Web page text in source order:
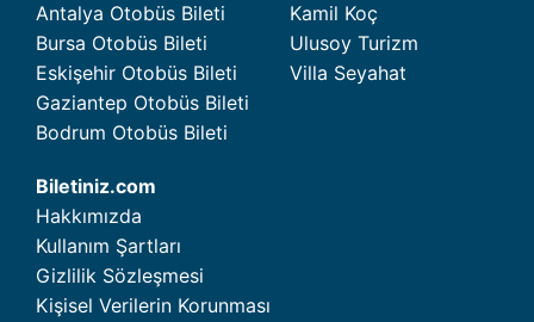
Antalya Otobüs Bileti
Bursa Otobüs Bileti
Eskişehir Otobüs Bileti
Gaziantep Otobüs Bileti
Bodrum Otobüs Bileti
Kamil Koç
Ulusoy Turizm
Villa Seyahat
Biletiniz.com
Hakkımızda
Kullanım Şartları
Gizlilik Sözleşmesi
Kişisel Verilerin Korunması